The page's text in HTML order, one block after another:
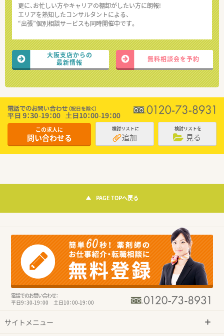
更に、お忙しい方やキャリアの棚卸がしたい方に朗報!
エリアを熟知したコンサルタントによる、
“出張”個別相談サービスも同時開催中です。
大阪支店からの
最新情報
無料相談会を予約
この求人に
問い合わせる
検討リストに
追加
検討リストを
見る
PAGE TOPへ戻る
電話でのお問い合わせ：
平日9：30-19：00 土日10：00-19：00
サイトメニュー